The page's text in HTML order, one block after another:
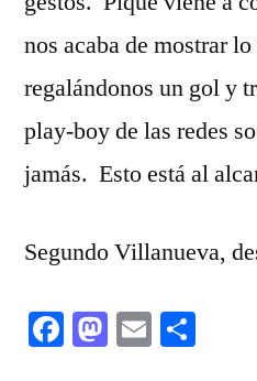
nos acaba de mostrar
regalándonos un gol y
play-boy de las redes
jamás. Esto está al
Segundo Villanueva,
Facebook
Mastodon
Email